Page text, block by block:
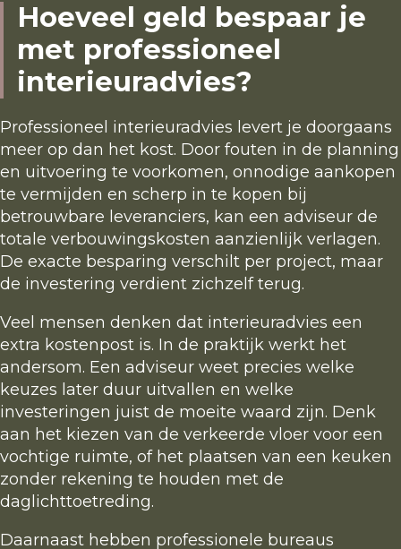
Hoeveel geld bespaar je
met professioneel
interieuradvies?
Professioneel interieuradvies levert je doorgaans
meer op dan het kost. Door fouten in de planning
en uitvoering te voorkomen, onnodige aankopen
te vermijden en scherp in te kopen bij
betrouwbare leveranciers, kan een adviseur de
totale verbouwingskosten aanzienlijk verlagen.
De exacte besparing verschilt per project, maar
de investering verdient zichzelf terug.
Veel mensen denken dat interieuradvies een
extra kostenpost is. In de praktijk werkt het
andersom. Een adviseur weet precies welke
keuzes later duur uitvallen en welke
investeringen juist de moeite waard zijn. Denk
aan het kiezen van de verkeerde vloer voor een
vochtige ruimte, of het plaatsen van een keuken
zonder rekening te houden met de
daglichttoetreding.
Daarnaast hebben professionele bureaus